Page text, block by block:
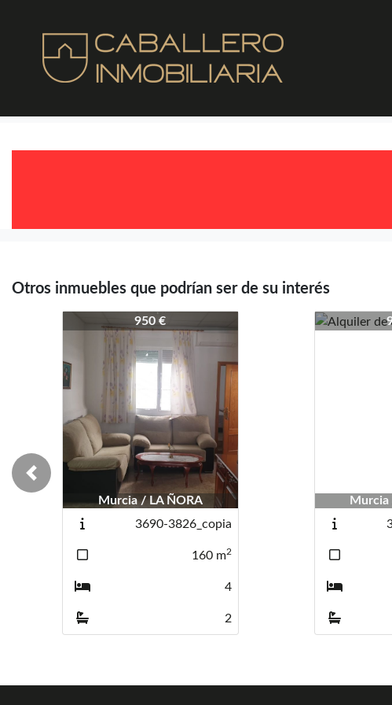
Otros inmuebles que podrían ser de su interés
4308-4337950 €
Murcia / LA ÑORA
3690-3826_copia
160 m2
4
2
4308-
Murcia
Previous